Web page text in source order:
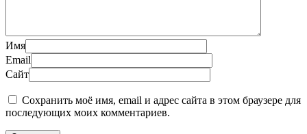
Имя
Email
Сайт
Сохранить моё имя, email и адрес сайта в этом браузере для
последующих моих комментариев.